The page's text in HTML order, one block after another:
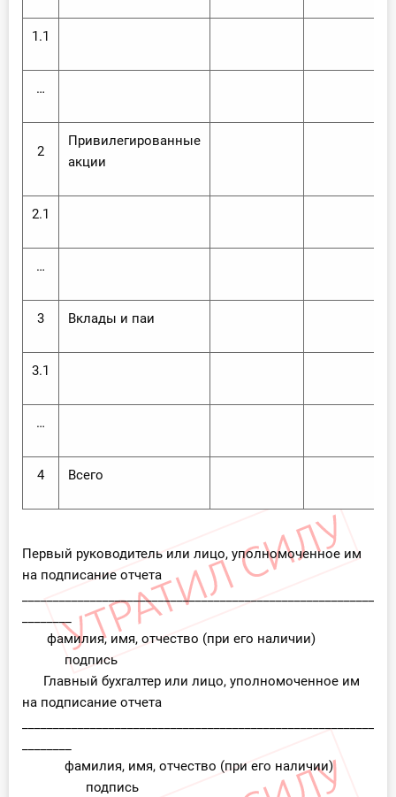
1.1
…
2
Привилегированные
акции
2.1
…
3 Вклады и паи
3.1
…
4 Всего
Первый руководитель или лицо, уполномоченное им
на подписание отчета
фамилия, имя, отчество (при его наличии)
подпись
Главный бухгалтер или лицо, уполномоченное им
на подписание отчета
фамилия, имя, отчество (при его наличии)
подпись